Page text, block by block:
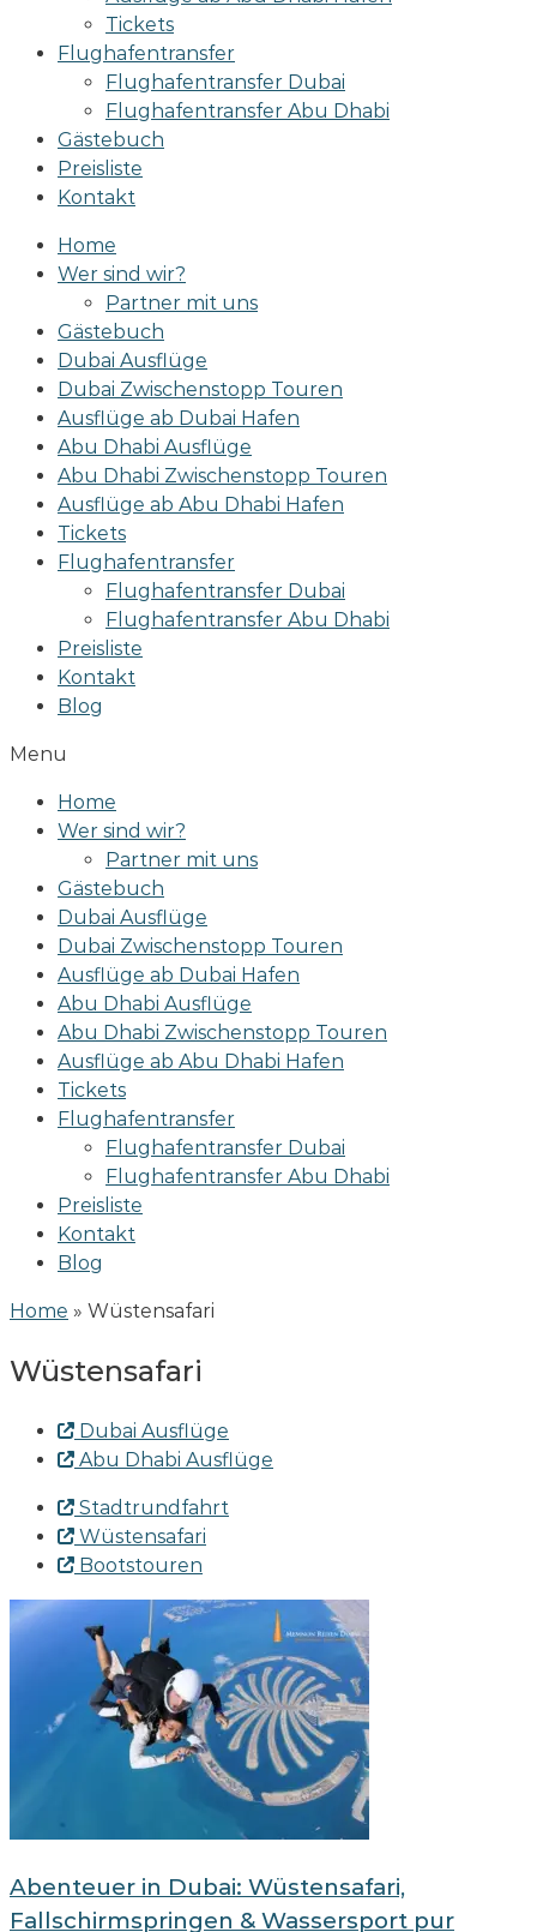
Tickets
Flughafentransfer
Flughafentransfer Dubai
Flughafentransfer Abu Dhabi
Gästebuch
Preisliste
Kontakt
Home
Wer sind wir?
Partner mit uns
Gästebuch
Dubai Ausflüge
Dubai Zwischenstopp Touren
Ausflüge ab Dubai Hafen
Abu Dhabi Ausflüge
Abu Dhabi Zwischenstopp Touren
Ausflüge ab Abu Dhabi Hafen
Tickets
Flughafentransfer
Flughafentransfer Dubai
Flughafentransfer Abu Dhabi
Preisliste
Kontakt
Blog
Menu
Home
Wer sind wir?
Partner mit uns
Gästebuch
Dubai Ausflüge
Dubai Zwischenstopp Touren
Ausflüge ab Dubai Hafen
Abu Dhabi Ausflüge
Abu Dhabi Zwischenstopp Touren
Ausflüge ab Abu Dhabi Hafen
Tickets
Flughafentransfer
Flughafentransfer Dubai
Flughafentransfer Abu Dhabi
Preisliste
Kontakt
Blog
Home » Wüstensafari
Wüstensafari
Dubai Ausflüge
Abu Dhabi Ausflüge
Stadtrundfahrt
Wüstensafari
Bootstouren
Abenteuer in Dubai: Wüstensafari,
Fallschirmspringen & Wassersport pur